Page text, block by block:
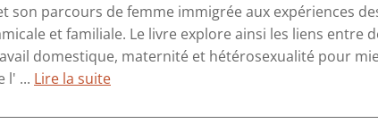
son parcours de femme immigrée aux expériences
et familiale. Le livre explore ainsi les liens entre
domestique, maternité et hétérosexualité pour
l' ... Lire la suite